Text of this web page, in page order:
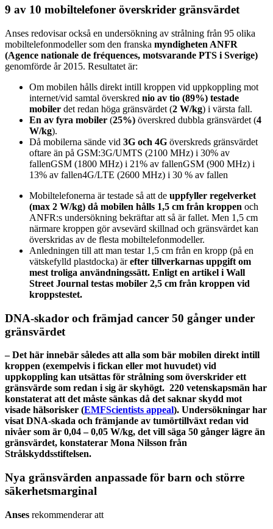
9 av 10 mobiltelefoner överskrider gränsvärdet
Anses redovisar också en undersökning av strålning från 95 olika
mobiltelefonmodeller som den franska myndigheten ANFR
(Agence nationale de fréquences, motsvarande PTS i Sverige)
genomförde år 2015. Resultatet är:
Om mobilen hålls direkt intill kroppen vid uppkoppling mot
internet/vid samtal överskred nio av tio (89%) testade
mobiler det redan höga gränsvärdet (2 W/kg) i värsta fall.
En av fyra mobiler (25%) överskred dubbla gränsvärdet (4
W/kg).
Då mobilerna sände vid 3G och 4G överskreds gränsvärdet
oftare än på GSM:3G/UMTS (2100 MHz) i 30% av
fallenGSM (1800 MHz) i 21% av fallenGSM (900 MHz) i
13% av fallen4G/LTE (2600 MHz) i 30 % av fallen
Mobiltelefonerna är testade så att de uppfyller regelverket
(max 2 W/kg) då mobilen hålls 1,5 cm från kroppen och
ANFR:s undersökning bekräftar att så är fallet. Men 1,5 cm
närmare kroppen gör avsevärd skillnad och gränsvärdet kan
överskridas av de flesta mobiltelefonmodeller.
Anledningen till att man testar 1,5 cm från en kropp (på en
vätskefylld plastdocka) ärefter tillverkarnas uppgift om
mest troliga användningssätt. Enligt en artikel i Wall
Street Journal testas mobiler 2,5 cm från kroppen vid
kroppstestet.
DNA-skador och främjad cancer 50 gånger under
gränsvärdet
– Det här innebär således att alla som bär mobilen direkt intill
kroppen (exempelvis i fickan eller mot huvudet) vid
uppkoppling kan utsättas för strålning som överskrider ett
gränsvärde som redan i sig är skyhögt. 220 vetenskapsmän har
konstaterat att det måste sänkas då det saknar skydd mot
visade hälsorisker (EMFScientists appeal). Undersökningar har
visat DNA-skada och främjande av tumörtillväxt redan vid
nivåer som är 0,04 – 0,05 W/kg, det vill säga 50 gånger lägre än
gränsvärdet, konstaterar Mona Nilsson från
Strålskyddsstiftelsen.
Nya gränsvärden anpassade för barn och större
säkerhetsmarginal
Anses rekommenderar att